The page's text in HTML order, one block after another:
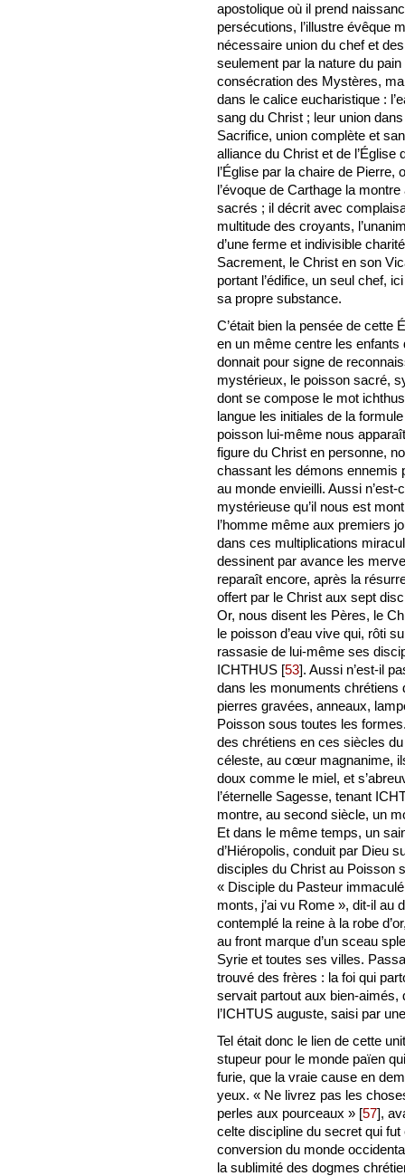
apostolique où il prend
persécutions, l’illustre évêque
nécessaire union du chef et
seulement par la nature du
consécration des Mystères,
dans le calice eucharistique :
sang du Christ ; leur union
Sacrifice, union complète et
alliance du Christ et de l’Église
l’Église par la chaire de Pierre,
l’évoque de Carthage la
sacrés ; il décrit avec
multitude des croyants,
d’une ferme et indivisible
Sacrement, le Christ en son
portant l’édifice, un seul chef,
sa propre substance.
C’était bien la pensée de cette
en un même centre les
donnait pour signe de
mystérieux, le poisson sacré,
dont se compose le mot
langue les initiales de la
poisson lui-même nous
figure du Christ en personne,
chassant les démons ennemis
au monde envieilli. Aussi
mystérieuse qu’il nous est
l’homme même aux premiers
dans ces multiplications
dessinent par avance les
reparaît encore, après la
offert par le Christ aux sept
Or, nous disent les Pères, le
le poisson d’eau vive qui, rôti
rassasie de lui-même ses
ICHTHUS [53]. Aussi n’est-il
dans les monuments chrétiens
pierres gravées, anneaux,
Poisson sous toutes les
des chrétiens en ces siècles
céleste, au cœur magnanime,
doux comme le miel, et
l’éternelle Sagesse, tenant
montre, au second siècle, un
Et dans le même temps, un
d’Hiéropolis, conduit par Dieu
disciples du Christ au Poisson
« Disciple du Pasteur
monts, j’ai vu Rome », dit-il au
contemplé la reine à la robe
au front marque d’un sceau
Syrie et toutes ses villes.
trouvé des frères : la foi qui
servait partout aux bien-aimés,
l’ICHTUS auguste, saisi par
Tel était donc le lien de cette
stupeur pour le monde païen
furie, que la vraie cause en
yeux. « Ne livrez pas les
perles aux pourceaux » [57],
celte discipline du secret qui fut
conversion du monde
la sublimité des dogmes